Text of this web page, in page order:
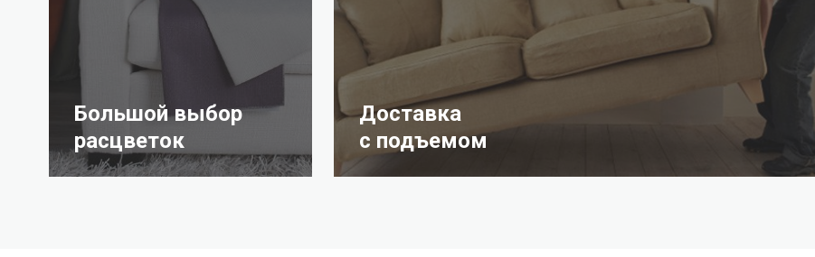
Большой выбор
расцветок
Доставка
с подъемом